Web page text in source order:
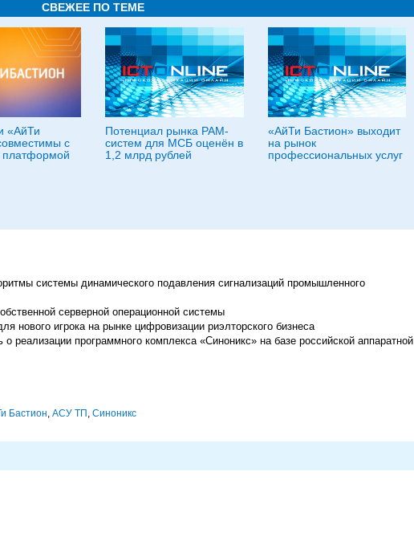
СВЕЖЕЕ ПО ТЕМЕ
«АйТи
с
платформой
Потенциал рынка PAM-
систем для МСБ оценён в
1,2 млрд рублей
«АйТи Бастион» выходит
на рынок
профессиональных услуг
системы динамического подавления сигнализаций промышленного
серверной операционной системы
нового игрока на рынке цифровизации риэлторского бизнеса
реализации программного комплекса «Синоникс» на базе российской аппаратной
Бастион, АСУ ТП, Синоникс